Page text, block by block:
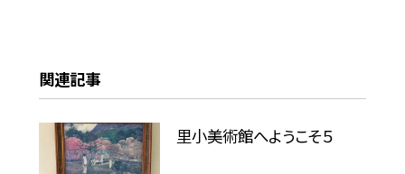
関連記事
里小美術館へようこそ５